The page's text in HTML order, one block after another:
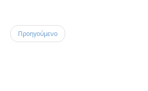
Προηγούμενο